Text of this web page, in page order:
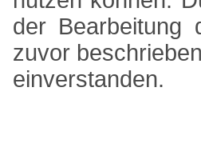
der Bearbeitung
zuvor
einverstanden.